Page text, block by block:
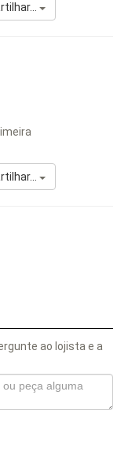
ao lojista e a